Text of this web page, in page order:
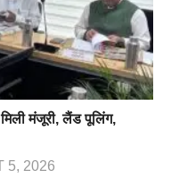
मंजूरी, लैंड पूलिंग,
5, 2026